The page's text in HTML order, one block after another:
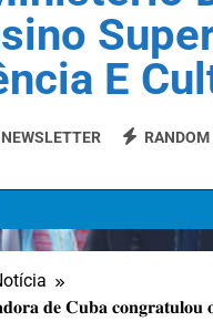
E
NEWSLETTER RANDOM
𝐝𝐞 𝐂𝐮𝐛𝐚 𝐜𝐨𝐧𝐠𝐫𝐚𝐭𝐮𝐥𝐨𝐮